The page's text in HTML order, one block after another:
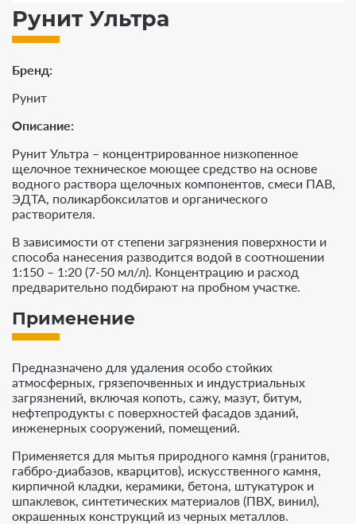
Рунит Ультра
Бренд
Рунит
Описание:
Рунит Ультра – концентрированное низкопенное
щелочное техническое моющее средство на основе
водного раствора щелочных компонентов, смеси ПАВ,
ЭДТА, поликарбоксилатов и органического
растворителя.
В зависимости от степени загрязнения поверхности и
способа нанесения разводится водой в соотношении
1:150 – 1:20 (7-50 мл/л). Концентрацию и расход
предварительно подбирают на пробном участке.
Применение
Предназначено для удаления особо стойких
атмосферных, грязепочвенных и индустриальных
загрязнений, включая копоть, сажу, мазут, битум,
нефтепродукты c поверхностей фасадов зданий,
инженерных сооружений, помещений.
Применяется для мытья природного камня (гранитов,
габбро-диабазов, кварцитов), искусственного камня,
кирпичной кладки, керамики, бетона, штукатурок и
шпаклевок, синтетических материалов (ПВХ, винил),
окрашенных конструкций из черных металлов.